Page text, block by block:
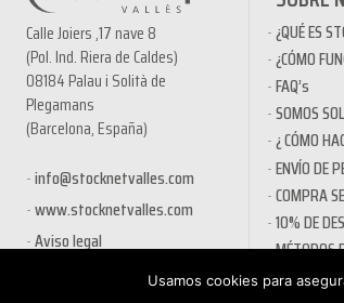
Calle Joiers ,17 nave 8
(Pol. Ind. Riera de Caldes)
08184 Palau i Solità de
Plegamans
(Barcelona, España)
info@stocknetvalles.com
www.stocknetvalles.com
Aviso legal
¿QUÉ ES
¿CÓMO
FAQ’s
SOMOS
¿ CÓMO
ENVÍO DE
COMPRA
10% DE
MÉTODOS
Usamos cookies para